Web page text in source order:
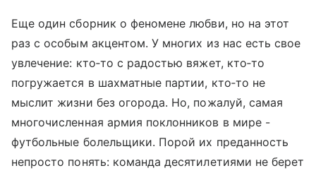
Еще один сборник о феномене любви, но на этот
раз с особым акцентом. У многих из нас есть свое
увлечение: кто‑то с радостью вяжет, кто‑то
погружается в шахматные партии, кто‑то не
мыслит жизни без огорода. Но, пожалуй, самая
многочисленная армия поклонников в мире -
футбольные болельщики. Порой их преданность
непросто понять: команда десятилетиями не берет